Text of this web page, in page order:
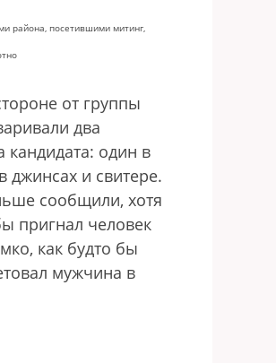
района, посетившими митинг,
от группы
два
кандидата: один в
джинсах и свитере.
сообщили, хотя
пригнал человек
как будто бы
мужчина в